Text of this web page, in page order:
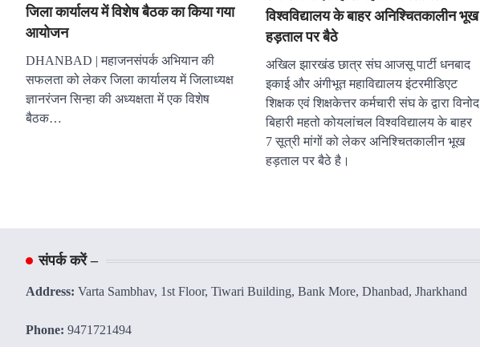
जिला कार्यालय में विशेष बैठक का किया गया
आयोजन
DHANBAD | महाजनसंपर्क अभियान की
सफलता को लेकर जिला कार्यालय में जिलाध्यक्ष
ज्ञानरंजन सिन्हा की अध्यक्षता में एक विशेष
बैठक…
विश्वविद्यालय के बाहर अनिश्चितकालीन भूख
हड़ताल पर बैठे
अखिल झारखंड छात्र संघ आजसू पार्टी धनबाद
इकाई और अंगीभूत महाविद्यालय इंटरमीडिएट
शिक्षक एवं शिक्षकेत्तर कर्मचारी संघ के द्वारा विनोद
बिहारी महतो कोयलांचल विश्वविद्यालय के बाहर
7 सूत्री मांगों को लेकर अनिश्चितकालीन भूख
हड़ताल पर बैठे है।
संपर्क करें –
Address: Varta Sambhav, 1st Floor, Tiwari Building, Bank More, Dhanbad, Jharkhand
Phone: 9471721494